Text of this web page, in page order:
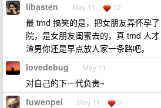
libasten May 11 12
最 tmd 搞笑的是，把女朋友弄怀孕
院，是女朋友闺蜜去的，真 tmd 人才
渣男你还是早点放人家一条路吧。
lovedebug May 11
对自己的下一代负责~
fuwenpei May 11 3